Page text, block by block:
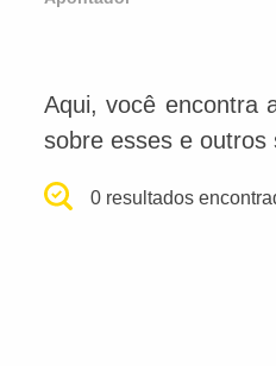
Aqui, você encontra
sobre esses e outros
0 resultados